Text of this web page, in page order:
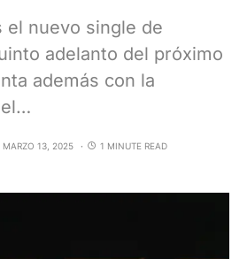
el nuevo single de
adelanto del próximo
además con la
MARZO 13, 2025 1 MINUTE READ